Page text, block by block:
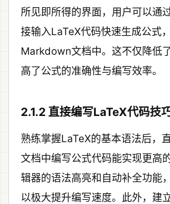
所见即所得的界面，用户可以通
接输入LaTeX代码快速生成公式
Markdown文档中。这不仅降低
高了公式的准确性与编写效率。
2.1.2 直接编写LaTeX代码技
熟练掌握LaTeX的基本语法后，
文档中编写公式代码能实现更高
辑器的语法高亮和自动补全功能
以极大提升编写速度。此外，建